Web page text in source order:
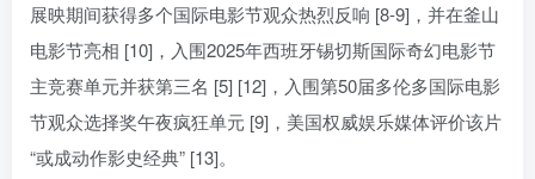
展映期间获得多个国际电影节观众热烈反响 [8-9]，并在釜山
电影节亮相 [10]，入围2025年西班牙锡切斯国际奇幻电影节
主竞赛单元并获第三名 [5] [12]，入围第50届多伦多国际电影
节观众选择奖午夜疯狂单元 [9]，美国权威娱乐媒体评价该片
“或成动作影史经典” [13]。